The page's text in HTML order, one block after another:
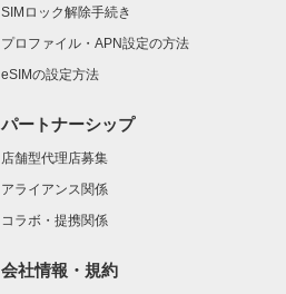
SIMロック解除手続き
プロファイル・APN設定の方法
eSIMの設定方法
パートナーシップ
店舗型代理店募集
アライアンス関係
コラボ・提携関係
会社情報・規約